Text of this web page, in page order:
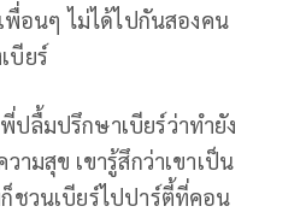
พื่อนๆ ไม่ได้ไปกันสองคน
บียร์
ปลื้มปรึกษาเบียร์ว่าทำยัง
ามสุข เขารู้สึกว่าเขาเป็น
ชวนเบียร์ไปปาร์ตี้ที่คอน